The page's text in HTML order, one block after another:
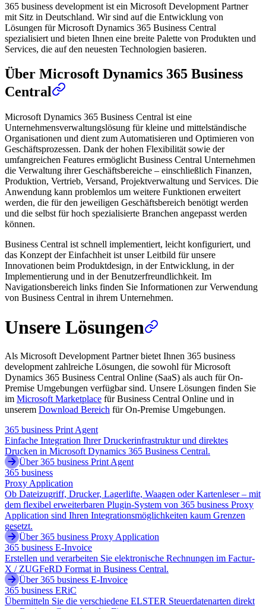
365 business development ist ein Microsoft Development Partner
mit Sitz in Deutschland. Wir sind auf die Entwicklung von
Lösungen für Microsoft Dynamics 365 Business Central
spezialisiert und bieten Ihnen eine breite Palette von Produkten und
Services, die auf den neuesten Technologien basieren.
Über Microsoft Dynamics 365 Business
Central
Microsoft Dynamics 365 Business Central ist eine
Unternehmensverwaltungslösung für kleine und mittelständische
Organisationen und dient zum Automatisieren und Optimieren von
Geschäftsprozessen. Dank der hohen Flexibilität sowie der
umfangreichen Features ermöglicht Business Central Unternehmen
die Verwaltung ihrer Geschäftsbereiche – einschließlich Finanzen,
Produktion, Vertrieb, Versand, Projektverwaltung und Services. Die
Anwendung kann problemlos um weitere Funktionen erweitert
werden, die für den jeweiligen Geschäftsbereich benötigt werden
und die selbst für hoch spezialisierte Branchen angepasst werden
können.
Business Central ist schnell implementiert, leicht konfiguriert, und
das Konzept der Einfachheit ist unser Leitbild für unsere
Innovationen beim Produktdesign, in der Entwicklung, in der
Implementierung und in der Benutzerfreundlichkeit. Im
Navigationsbereich links finden Sie Informationen zur Verwendung
von Business Central in ihrem Unternehmen.
Unsere Lösungen
Als Microsoft Development Partner bietet Ihnen 365 business
development zahlreiche Lösungen, die sowohl für Microsoft
Dynamics 365 Business Central Online (SaaS) als auch für On-
Premise Umgebungen verfügbar sind. Unsere Lösungen finden Sie
im Microsoft Marketplace für Business Central Online und in
unserem Download Bereich für On-Premise Umgebungen.
365 business Print Agent
Einfache Integration Ihrer Druckerinfrastruktur und direktes
Drucken in Microsoft Dynamics 365 Business Central.
Über 365 business Print Agent
365 business
Proxy Application
Ob Dateizugriff, Drucker, Lagerlifte, Waagen oder Kartenleser – mit
dem flexibel erweiterbaren Plugin-System von 365 business Proxy
Application sind Ihren Integrationsmöglichkeiten kaum Grenzen
gesetzt.
Über 365 business Proxy Application
365 business E-Invoice
Erstellen und verarbeiten Sie elektronische Rechnungen im Factur-
X / ZUGFeRD Format in Business Central.
Über 365 business E-Invoice
365 business ERiC
Übermitteln Sie die verschiedene ELSTER Steuerdatenarten direkt